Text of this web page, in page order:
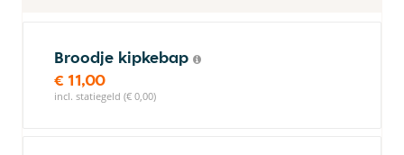
Broodje kipkebap
€ 11,00
incl. statiegeld (€ 0,00)